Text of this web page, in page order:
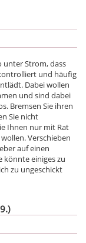
unter Strom, dass
und häufig
Dabei wollen
und sind dabei
Bremsen Sie ihren
Sie nicht
Ihnen nur mit Rat
Verschieben
auf einen
könnte einiges zu
zu ungeschickt